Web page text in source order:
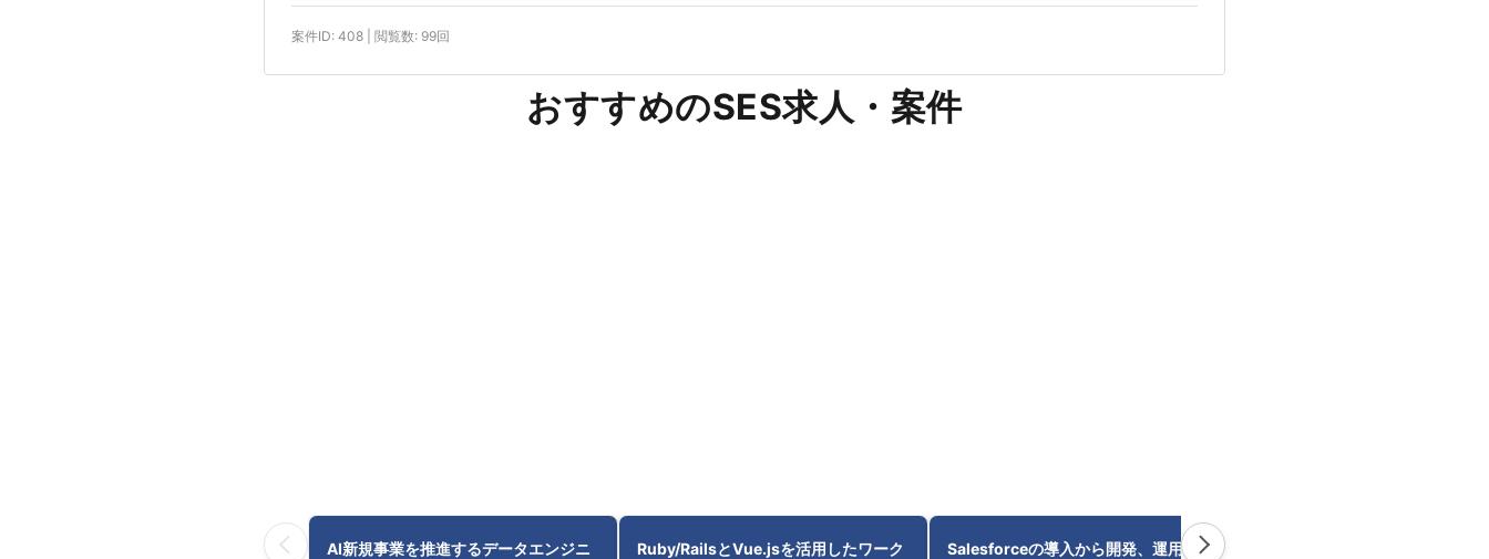
案件ID: 408 | 閲覧数: 99回
おすすめのSES求人・案件
AI新規事業を推進するデータエンジニ
Ruby/RailsとVue.jsを活用したワーク
Salesforceの導入から開発、運用まで